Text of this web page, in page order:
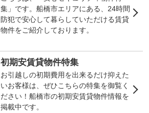
集」です。船橋市エリアにある、24時間
防犯で安心して暮らしていただける賃貸
物件をご紹介しております。
初期安賃貸物件特集
お引越しの初期費用を出来るだけ抑えた
いお客様は、ぜひこちらの特集を御覧く
ださい！船橋市の初期安賃貸物件情報を
掲載中です。